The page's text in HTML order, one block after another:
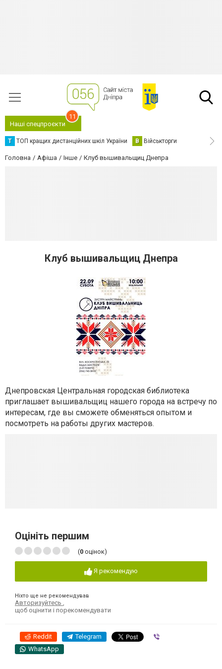
Наші спецпроєкти
11
Т ТОП кращих дистанційних шкіл України В Військторги
Головна Афіша Інше Клуб вышивальщиц Днепра
Клуб вышивальщиц Днепра
Днепровская Центральная городская библиотека
приглашает вышивальщиц нашего города на встречу по
интересам, где вы сможете обменяться опытом и
посмотреть на работы других мастеров.
Оцініть першим
(0 оцінок)
Я рекомендую
Ніхто ще не рекомендував
Авторизуйтесь
щоб оцінити і порекомендувати
Reddit Telegram
WhatsApp